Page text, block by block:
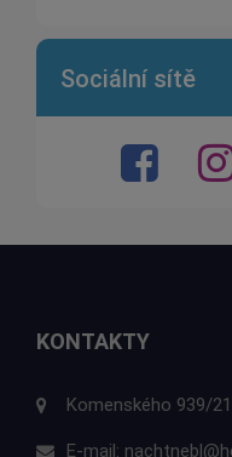
Sociální sítě
KONTAKTY
Komenského 939/
E-mail: